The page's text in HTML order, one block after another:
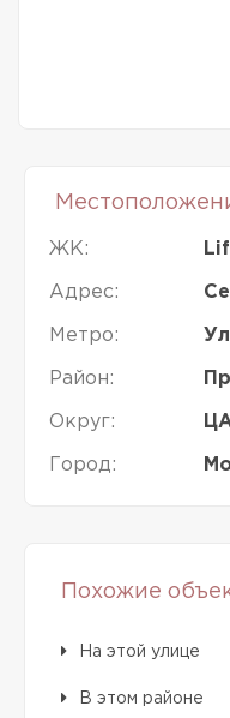
ЖК:
Адрес:
Метро:
Район:
Округ:
Город:
Похожие
На этой улице
В этом районе